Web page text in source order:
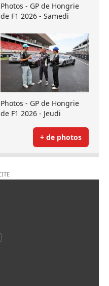
Photos - GP de Hongrie
de F1 2026 - Samedi
Photos - GP de Hongrie
de F1 2026 - Jeudi
+ de photos